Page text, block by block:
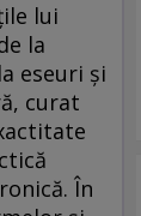
lui
la
eseuri şi
curat
În